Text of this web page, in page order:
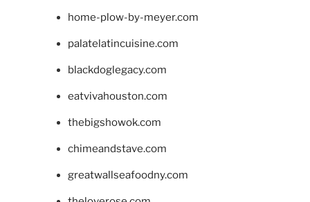
home-plow-by-meyer.com
palatelatincuisine.com
blackdoglegacy.com
eatvivahouston.com
thebigshowok.com
chimeandstave.com
greatwallseafoodny.com